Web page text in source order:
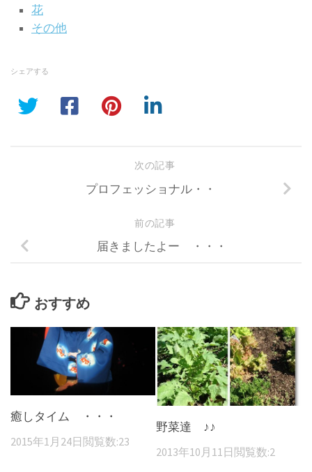
花
その他
シェアする
次の記事
プロフェッショナル・・
前の記事
届きましたよー ・・・
おすすめ
癒しタイム ・・・
2015年1月24日 閲覧数:23
野菜達 ♪♪
2013年10月11日 閲覧数:2